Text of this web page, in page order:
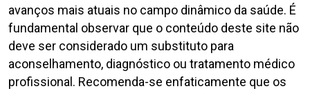
avanços mais atuais no campo dinâmico da saúde. É
fundamental observar que o conteúdo deste site não
deve ser considerado um substituto para
aconselhamento, diagnóstico ou tratamento médico
profissional. Recomenda-se enfaticamente que os